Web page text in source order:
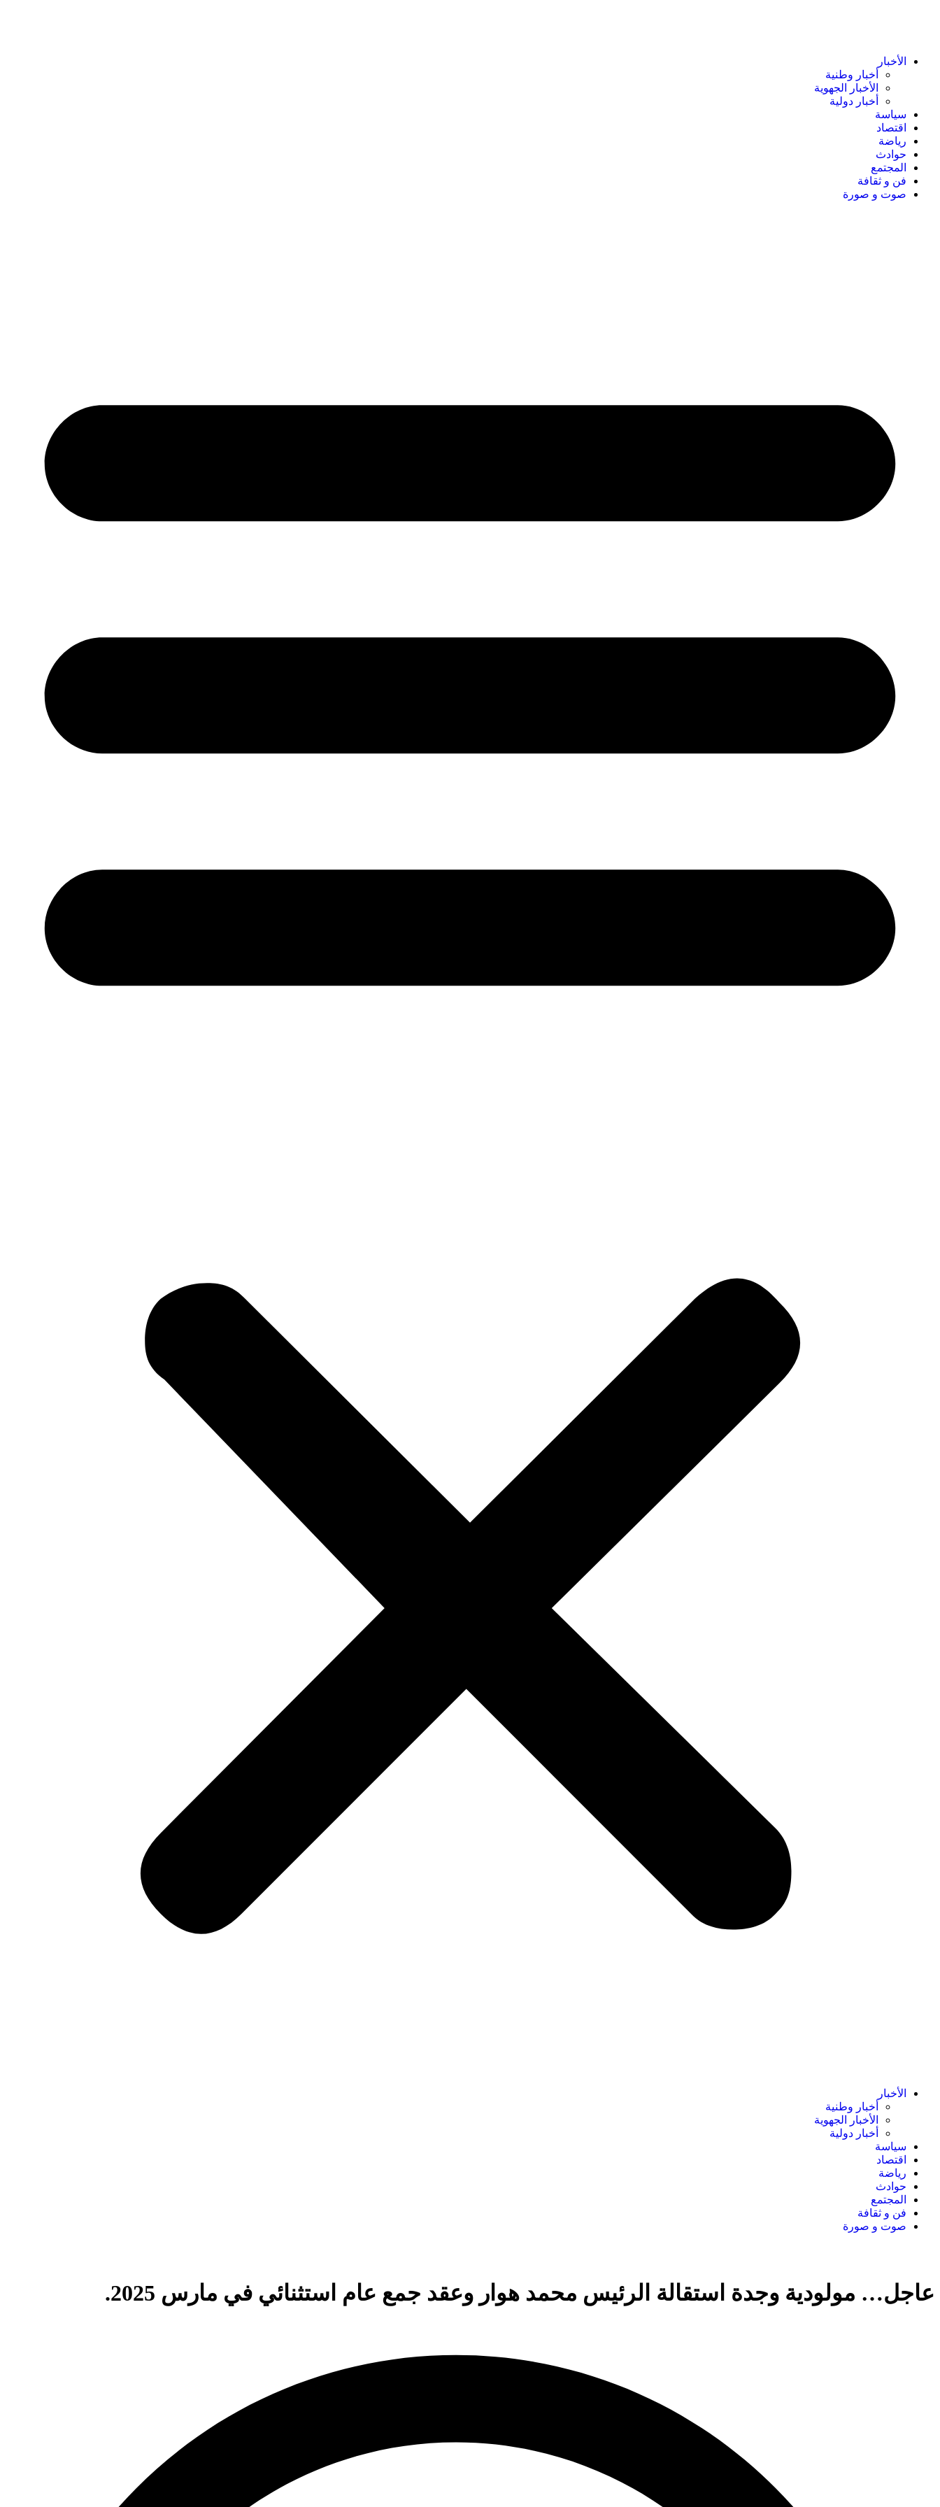
الأخبار
أخبار وطنية
الأخبار الجهوية
أخبار دولية
سياسة
اقتصاد
رياضة
حوادث
المجتمع
فن و ثقافة
صوت و صورة
الأخبار
أخبار وطنية
الأخبار الجهوية
أخبار دولية
سياسة
اقتصاد
رياضة
حوادث
المجتمع
فن و ثقافة
صوت و صورة
عاجل… مولودية وجدة استقالة الرئيس محمد هوار وعقد جمع عام استثنائي في مارس 2025.